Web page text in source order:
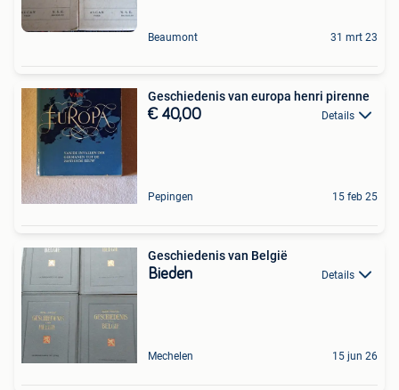
Beaumont 31 mrt 23
Geschiedenis van europa henri pirenne
€ 40,00 Details
Pepingen 15 feb 25
Geschiedenis van België
Bieden Details
Mechelen 15 jun 26